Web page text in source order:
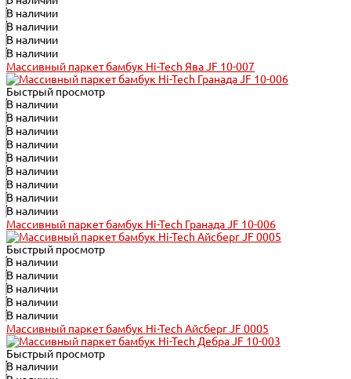
В наличии
В наличии
В наличии
В наличии
Массивный паркет бамбук Hi-Tech Ява JF 10-007
Быстрый просмотр
В наличии
В наличии
В наличии
В наличии
В наличии
В наличии
В наличии
В наличии
В наличии
Массивный паркет бамбук Hi-Tech Гранада JF 10-006
Быстрый просмотр
В наличии
В наличии
В наличии
В наличии
В наличии
Массивный паркет бамбук Hi-Tech Айсберг JF 0005
Быстрый просмотр
В наличии